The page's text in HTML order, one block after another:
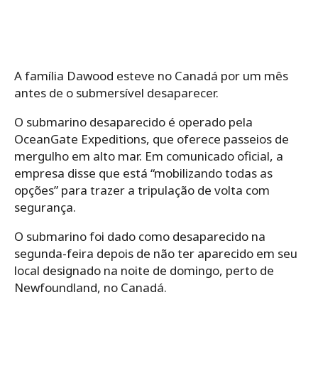
A família Dawood esteve no Canadá por um mês
antes de o submersível desaparecer.
O submarino desaparecido é operado pela
OceanGate Expeditions, que oferece passeios de
mergulho em alto mar. Em comunicado oficial, a
empresa disse que está “mobilizando todas as
opções” para trazer a tripulação de volta com
segurança.
O submarino foi dado como desaparecido na
segunda-feira depois de não ter aparecido em seu
local designado na noite de domingo, perto de
Newfoundland, no Canadá.